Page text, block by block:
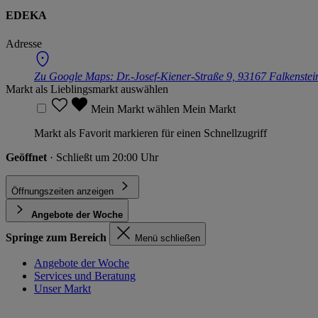
EDEKA
Adresse
Zu Google Maps: Dr.-Josef-Kiener-Straße 9, 93167
Markt als Lieblingsmarkt auswählen
Mein Markt wählen Mein Markt
Markt als Favorit markieren für einen Schnellzugriff
Geöffnet · Schließt um 20:00 Uhr
Öffnungszeiten anzeigen
Angebote der Woche
Springe zum Bereich Menü schließen
Angebote der Woche
Services und Beratung
Unser Markt